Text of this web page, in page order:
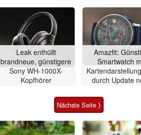
Leak enthüllt
brandneue, günstigere
Sony WH-1000X-
Kopfhörer
Amazfit:
Smartwatch
durch Update
Nächste Seite ⟩